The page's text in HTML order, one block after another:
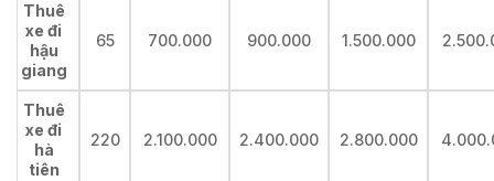
Thuê
xe đi
hậu
giang
65 700.000 900.000 1.500.000
Thuê
xe đi
hà
tiên
220 2.100.000 2.400.000 2.800.000